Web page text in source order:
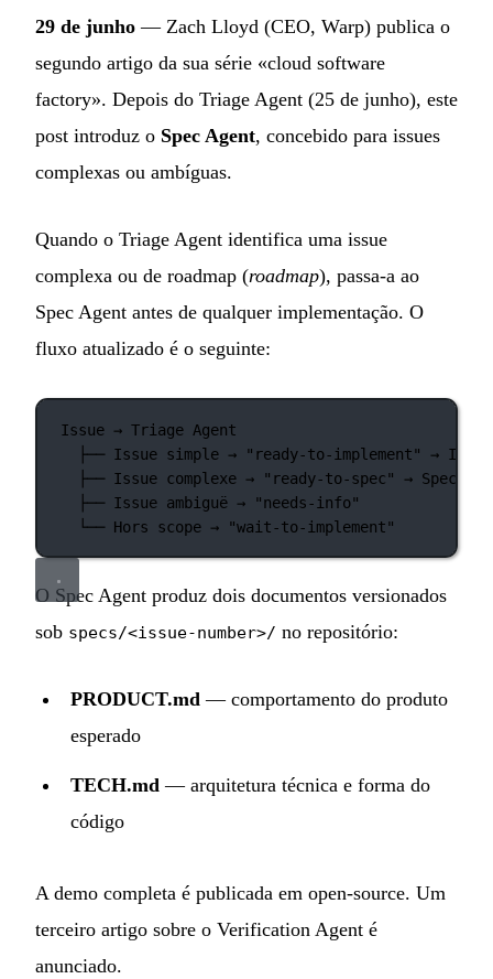
29 de junho — Zach Lloyd (CEO, Warp) publica o
segundo artigo da sua série «cloud software
factory». Depois do Triage Agent (25 de junho), este
post introduz o Spec Agent, concebido para issues
complexas ou ambíguas.
Quando o Triage Agent identifica uma issue
complexa ou de roadmap (roadmap), passa-a ao
Spec Agent antes de qualquer implementação. O
fluxo atualizado é o seguinte:
Issue → Triage Agent
├── Issue simple → "ready-to-implement" →
├── Issue complexe → "ready-to-spec" → Spec
├── Issue ambiguë → "needs-info"
└── Hors scope → "wait-to-implement"
O Spec Agent produz dois documentos versionados
sob specs/<issue-number>/ no repositório:
PRODUCT.md — comportamento do produto
esperado
TECH.md — arquitetura técnica e forma do
código
A demo completa é publicada em open-source. Um
terceiro artigo sobre o Verification Agent é
anunciado.